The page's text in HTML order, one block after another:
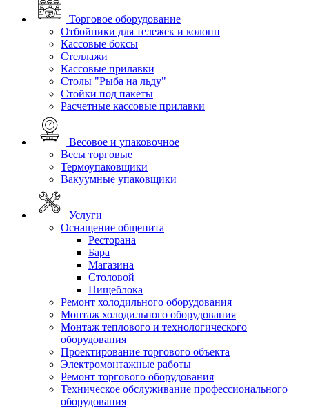
Торговое оборудование
Отбойники для тележек и колонн
Кассовые боксы
Стеллажи
Кассовые прилавки
Столы "Рыба на льду"
Стойки под пакеты
Расчетные кассовые прилавки
Весовое и упаковочное
Весы торговые
Термоупаковщики
Вакуумные упаковщики
Услуги
Оснащение общепита
Ресторана
Бара
Магазина
Столовой
Пищеблока
Ремонт холодильного оборудования
Монтаж холодильного оборудования
Монтаж теплового и технологического
оборудования
Проектирование торгового объекта
Электромонтажные работы
Ремонт торгового оборудования
Техническое обслуживание профессионального
оборудования